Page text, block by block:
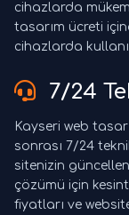
cihazlarda
tasarım ücreti
cihazlarda
7/24
Kayseri web
sonrası 7/24
sitenizin
çözümü için
fiyatları ve